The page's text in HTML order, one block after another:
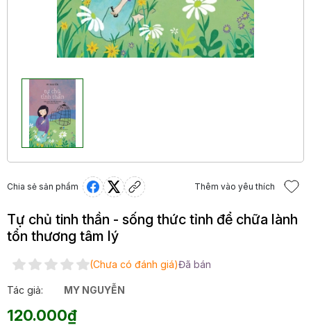
Chia sẻ sản phẩm Thêm vào yêu thích
Tự chủ tinh thần - sống thức tỉnh để chữa lành
tổn thương tâm lý
(Chưa có đánh giá)Đã bán
Tác giả: MY NGUYỄN
120.000₫